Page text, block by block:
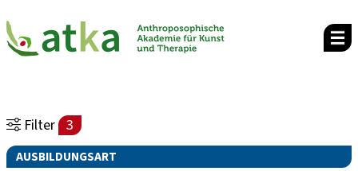
Filter 3
AUSBILDUNGSART